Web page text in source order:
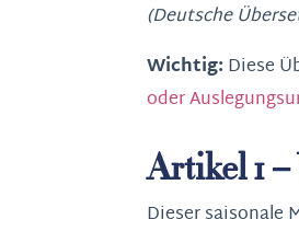
(Deutsche
Wichtig: Diese
oder
Artikel 1
Dieser saisonale